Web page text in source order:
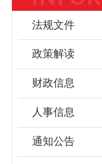
法规文件
政策解读
财政信息
人事信息
通知公告